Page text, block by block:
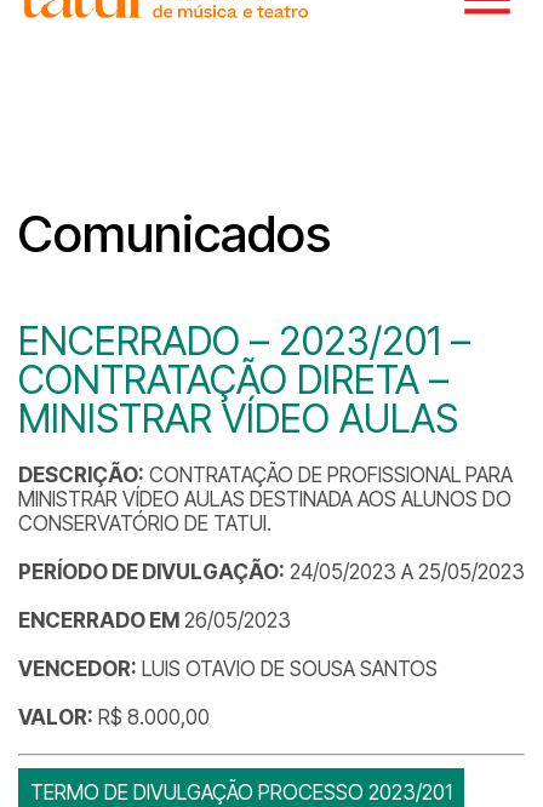
Comunicados
ENCERRADO – 2023/201 –
CONTRATAÇÃO DIRETA –
MINISTRAR VÍDEO AULAS
DESCRIÇÃO: CONTRATAÇÃO DE PROFISSIONAL PARA
MINISTRAR VÍDEO AULAS DESTINADA AOS ALUNOS DO
CONSERVATÓRIO DE TATUI.
PERÍODO DE DIVULGAÇÃO: 24/05/2023 A 25/05/2023
ENCERRADO EM 26/05/2023
VENCEDOR: LUIS OTAVIO DE SOUSA SANTOS
VALOR: R$ 8.000,00
TERMO DE DIVULGAÇÃO PROCESSO 2023/201